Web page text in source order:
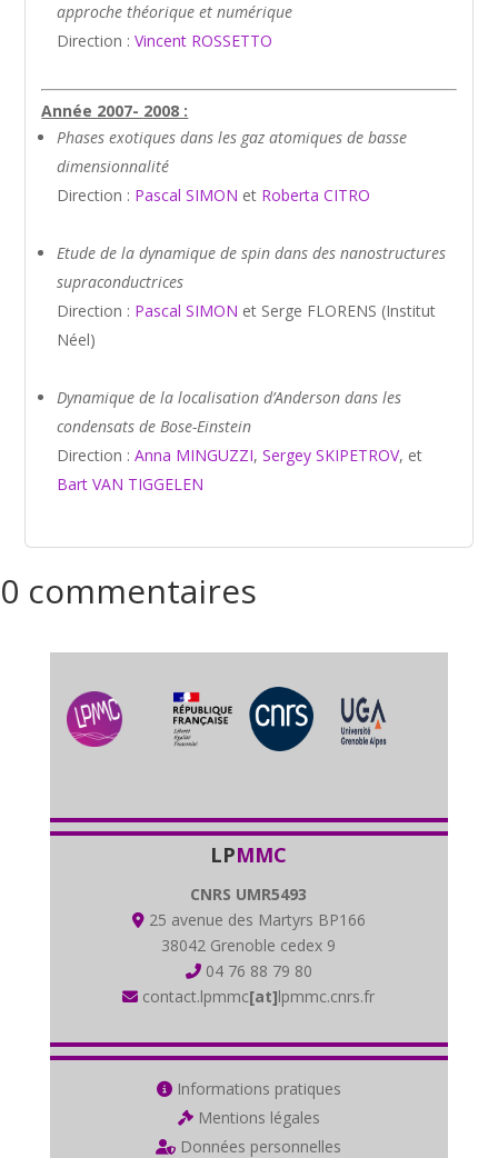
approche théorique et numérique
Direction :Vincent ROSSETTO
Année 2007- 2008 :
Phases exotiques dans les gaz atomiques de basse
dimensionnalité
Direction : Pascal SIMON et Roberta CITRO
Etude de la dynamique de spin dans des nanostructures
supraconductrices
Direction : Pascal SIMON et Serge FLORENS (Institut
Néel)
Dynamique de la localisation d’Anderson dans les
condensats de Bose-Einstein
Direction :Anna MINGUZZI,Sergey SKIPETROV, et
Bart VAN TIGGELEN
0 commentaires
LPMMC
CNRS UMR5493
25 avenue des Martyrs BP166
38042 Grenoble cedex 9
04 76 88 79 80
contact.lpmmc[at]lpmmc.cnrs.fr
Informations pratiques
Mentions légales
Données personnelles